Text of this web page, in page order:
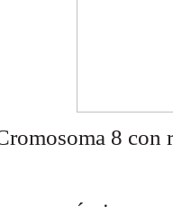
8 con